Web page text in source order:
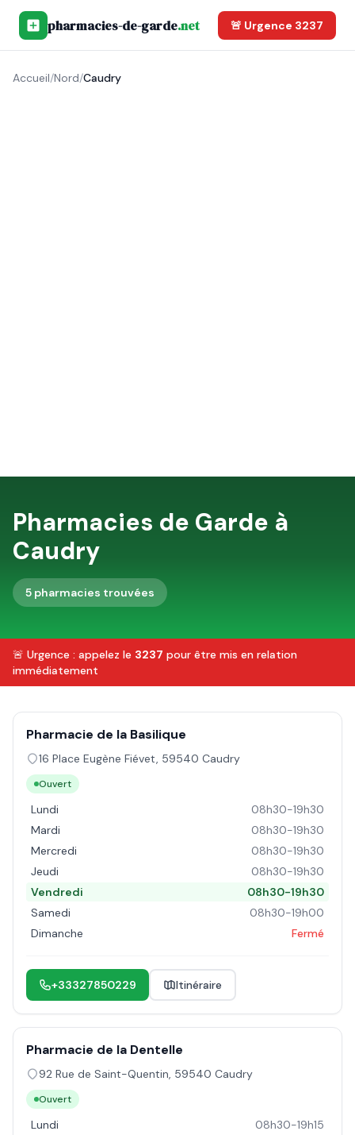
pharmacies-de-garde.net 🚨 Urgence 3237
Accueil/Nord/Caudry
Pharmacies de Garde à
Caudry
5 pharmacies trouvées
🚨 Urgence : appelez le 3237 pour être mis en relation
immédiatement
Pharmacie de la Basilique
16 Place Eugène Fiévet, 59540 Caudry
Ouvert
Lundi
08h30-19h30
Mardi
08h30-19h30
Mercredi
08h30-19h30
Jeudi
08h30-19h30
Vendredi
08h30-19h30
Samedi
08h30-19h00
Dimanche
Fermé
+33327850229 Itinéraire
Pharmacie de la Dentelle
92 Rue de Saint-Quentin, 59540 Caudry
Ouvert
Lundi
08h30-19h15